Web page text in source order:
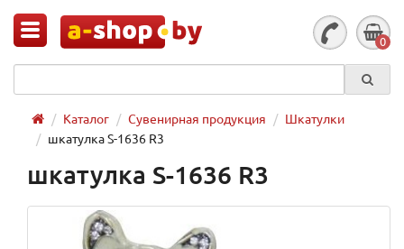
0
Каталог Сувенирная продукция
Шкатулки
шкатулка S-1636 R3
шкатулка S-1636 R3